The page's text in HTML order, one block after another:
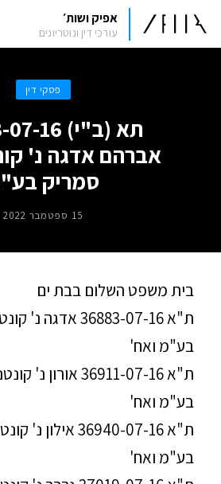
אפיק ושות׳
עורכי דין ונוטריונים
פסקי דין
תא (ב"י)
אברהם אדגה נ'
סמריק
15 ספטמבר 2022
בית משפט השלום בבת ים
ת"א 36883-07-16
בע"מ ואח'
ת"א 36911-07-16
בע"מ ואח'
ת"א 36940-07-16
בע"מ ואח'